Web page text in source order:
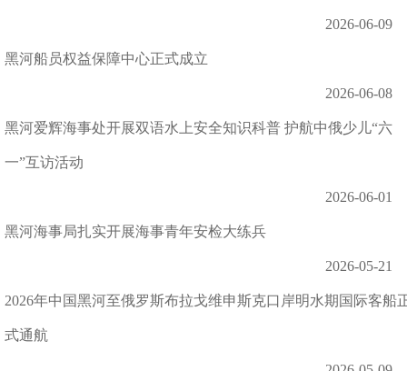
2026-06-09
2026-06-08
黑河船员权益保障中心正式成立
2026-06-01
黑河爱辉海事处开展双语水上安全知识科普 护航中俄少儿“六
一”互访活动
2026-05-21
黑河海事局扎实开展海事青年安检大练兵
2026年中国黑河至俄罗斯布拉戈维申斯克口岸明水期国际客船
式通航